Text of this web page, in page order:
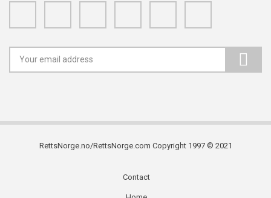
RettsNorge.no/RettsNorge.com Copyright 1997 © 2021
Contact